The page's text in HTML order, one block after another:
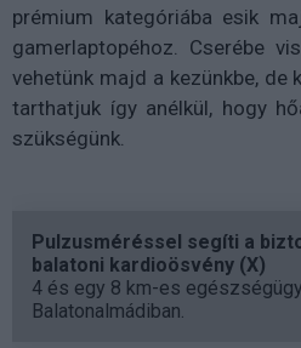
prémium kategóriába esik
gamerlaptopéhoz. Cserébe
vehetünk majd a kezünkbe, de
tarthatjuk így anélkül, hogy
szükségünk.
Pulzusméréssel segíti a
balatoni kardioösvény (X)
4 és egy 8 km-es
Balatonalmádiban.